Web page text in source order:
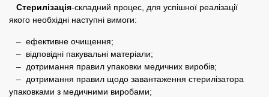
Стерилізація-складний процес, для успішної реалізації
якого необхідні наступні вимоги:
– ефективне очищення;
– відповідні пакувальні матеріали;
– дотримання правил упаковки медичних виробів;
– дотримання правил щодо завантаження стерилізатора
упаковками з медичними виробами;